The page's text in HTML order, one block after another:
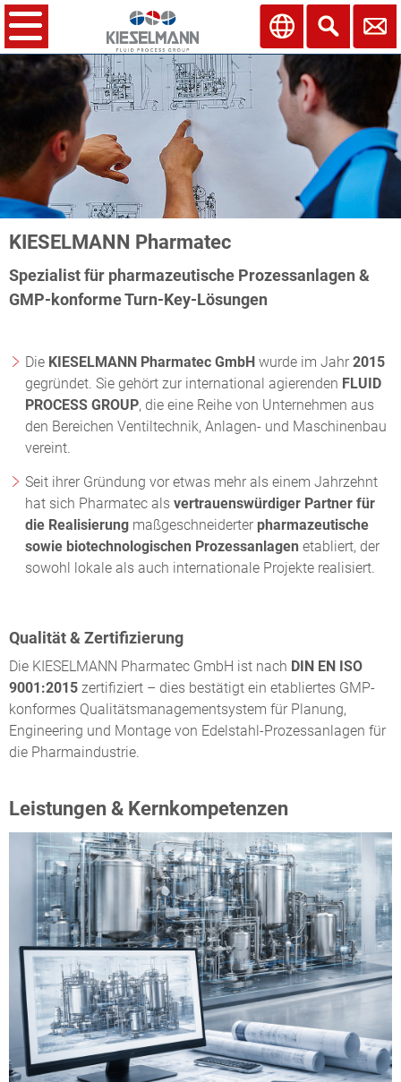
KIESELMANN Pharmatec
Spezialist für pharmazeutische Prozessanlagen &
GMP-konforme Turn-Key-Lösungen
Die KIESELMANN Pharmatec GmbHwurde im Jahr 2015
gegründet. Sie gehört zur international agierenden FLUID
PROCESS GROUP, die eine Reihe von Unternehmen aus
den Bereichen Ventiltechnik, Anlagen- und Maschinenbau
vereint.
Seit ihrer Gründung vor etwas mehr als einem Jahrzehnt
hat sich Pharmatec als vertrauenswürdiger Partner für
die Realisierung maßgeschneiderterpharmazeutische
sowie biotechnologischen Prozessanlagen etabliert, der
sowohl lokale als auch internationale Projekte realisiert.
Qualität & Zertifizierung
Die KIESELMANN Pharmatec GmbH ist nach DIN EN ISO
9001:2015 zertifiziert – dies bestätigt ein etabliertes GMP-
konformes Qualitätsmanagementsystem für Planung,
Engineering und Montage von Edelstahl-Prozessanlagen für
die Pharmaindustrie.
Leistungen & Kernkompetenzen